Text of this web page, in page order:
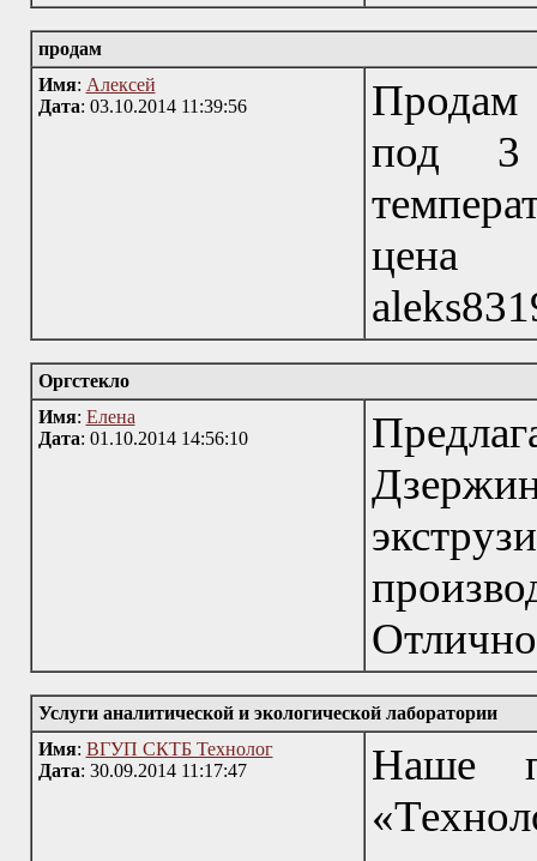
продам
Имя: Алексей
Дата: 03.10.2014 11:39:56
Продам
под 3
Оргстекло
Имя: Елена
Дата: 01.10.2014 14:56:10
Услуги аналитической и экологической лаборатории
Имя: ВГУП СКТБ Технолог
Дата: 30.09.2014 11:17:47
Наше